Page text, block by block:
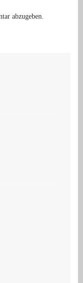
abzugeben.